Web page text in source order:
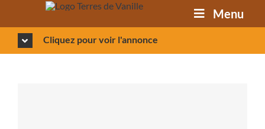
contenu
Menu
Cliquez pour voir l'annonce